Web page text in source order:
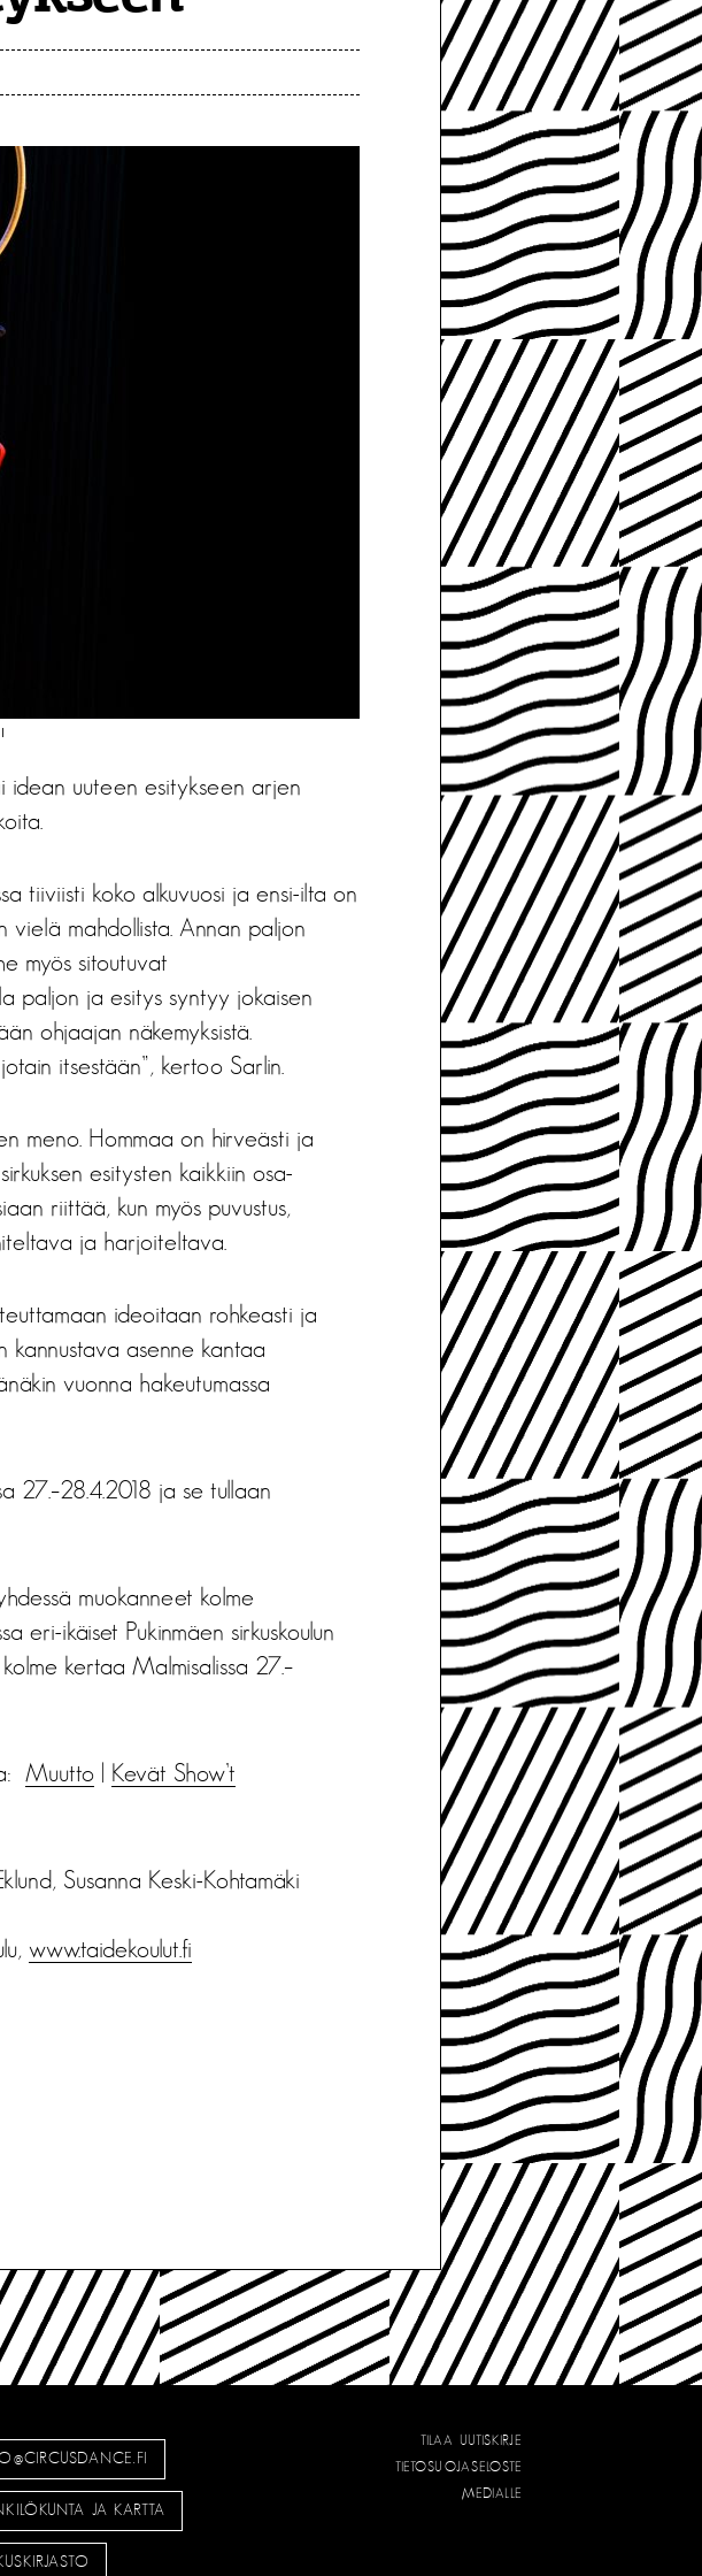
idean uuteen esitykseen arjen
tiiviisti koko alkuvuosi ja ensi-ilta on
vielä mahdollista. Annan paljon
myös sitoutuvat
paljon ja esitys syntyy jokaisen
ohjaajan näkemyksistä.
itsestään”, kertoo Sarlin.
meno. Hommaa on hirveästi ja
esitysten kaikkiin osa-
riittää, kun myös puvustus,
ja harjoiteltava.
ideoitaan rohkeasti ja
kannustava asenne kantaa
vuonna hakeutumassa
27.–28.4.2018 ja se tullaan
muokanneet kolme
eri-ikäiset Pukinmäen sirkuskoulun
kertaa Malmisalissa 27.–
Muutto Kevät Show’t
Susanna Keski-Kohtamäki
www.taidekoulut.fi
JA KARTTA
TILAA UUTISKIRJE
TIETOSUOJASELOSTE
MEDIALLE